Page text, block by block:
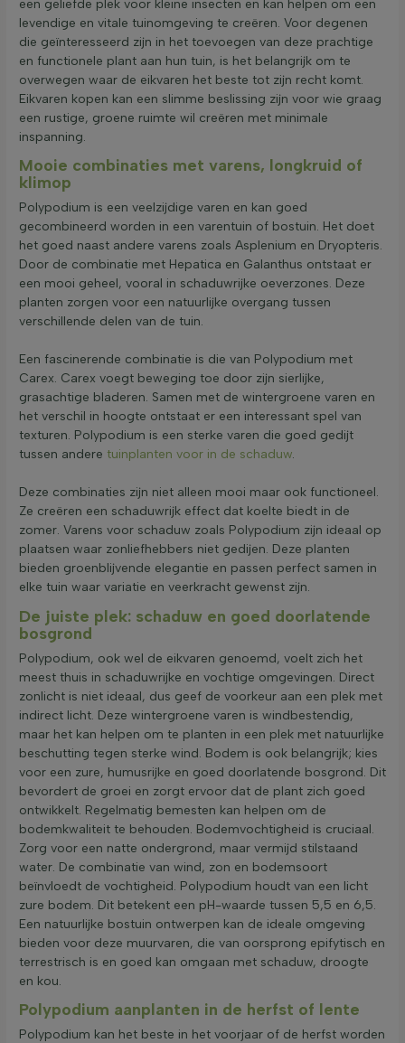
een geliefde plek voor kleine insecten en kan helpen om een
levendige en vitale tuinomgeving te creëren. Voor degenen
die geïnteresseerd zijn in het toevoegen van deze prachtige
en functionele plant aan hun tuin, is het belangrijk om te
overwegen waar de eikvaren het beste tot zijn recht komt.
Eikvaren kopen kan een slimme beslissing zijn voor wie graag
een rustige, groene ruimte wil creëren met minimale
inspanning.
Mooie combinaties met varens, longkruid of
klimop
Polypodium is een veelzijdige varen en kan goed
gecombineerd worden in een varentuin of bostuin. Het doet
het goed naast andere varens zoals Asplenium en Dryopteris.
Door de combinatie met Hepatica en Galanthus ontstaat er
een mooi geheel, vooral in schaduwrijke oeverzones. Deze
planten zorgen voor een natuurlijke overgang tussen
verschillende delen van de tuin.
Een fascinerende combinatie is die van Polypodium met
Carex. Carex voegt beweging toe door zijn sierlijke,
grasachtige bladeren. Samen met de wintergroene varen en
het verschil in hoogte ontstaat er een interessant spel van
texturen. Polypodium is een sterke varen die goed gedijt
tussen andere tuinplanten voor in de schaduw.
Deze combinaties zijn niet alleen mooi maar ook functioneel.
Ze creëren een schaduwrijk effect dat koelte biedt in de
zomer. Varens voor schaduw zoals Polypodium zijn ideaal op
plaatsen waar zonliefhebbers niet gedijen. Deze planten
bieden groenblijvende elegantie en passen perfect samen in
elke tuin waar variatie en veerkracht gewenst zijn.
De juiste plek: schaduw en goed doorlatende
bosgrond
Polypodium, ook wel de eikvaren genoemd, voelt zich het
meest thuis in schaduwrijke en vochtige omgevingen. Direct
zonlicht is niet ideaal, dus geef de voorkeur aan een plek met
indirect licht. Deze wintergroene varen is windbestendig,
maar het kan helpen om te planten in een plek met natuurlijke
beschutting tegen sterke wind. Bodem is ook belangrijk; kies
voor een zure, humusrijke en goed doorlatende bosgrond. Dit
bevordert de groei en zorgt ervoor dat de plant zich goed
ontwikkelt. Regelmatig bemesten kan helpen om de
bodemkwaliteit te behouden. Bodemvochtigheid is cruciaal.
Zorg voor een natte ondergrond, maar vermijd stilstaand
water. De combinatie van wind, zon en bodemsoort
beïnvloedt de vochtigheid. Polypodium houdt van een licht
zure bodem. Dit betekent een pH-waarde tussen 5,5 en 6,5.
Een natuurlijke bostuin ontwerpen kan de ideale omgeving
bieden voor deze muurvaren, die van oorsprong epifytisch en
terrestrisch is en goed kan omgaan met schaduw, droogte
en kou.
Polypodium aanplanten in de herfst of lente
Polypodium kan het beste in het voorjaar of de herfst worden